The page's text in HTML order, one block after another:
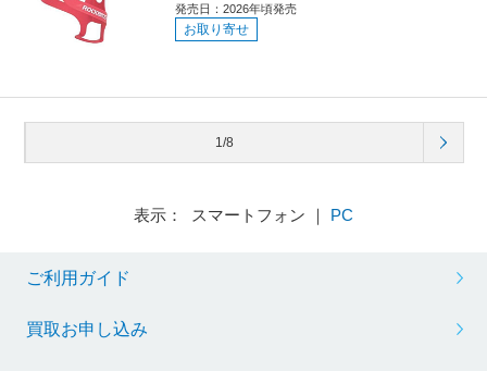
発売日：2026年頃発売
お取り寄せ
1/8
表示： スマートフォン ｜ PC
ご利用ガイド
買取お申し込み